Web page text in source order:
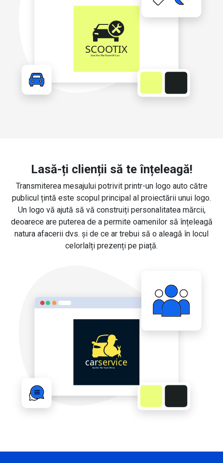
Lasă-ți clienții să te înțeleagă!
Transmiterea mesajului potrivit printr-un logo auto către
publicul țintă este scopul principal al proiectării unui logo.
Un logo vă ajută să vă construiți personalitatea mărcii,
deoarece are puterea de a permite oamenilor să înțeleagă
natura afacerii dvs. și de ce ar trebui să o aleagă în locul
celorlalți prezenți pe piață.